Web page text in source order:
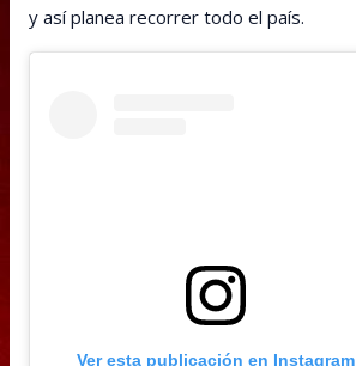
y así planea recorrer todo el país.
Ver esta publicación en Instagram